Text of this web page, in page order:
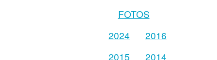
FOTOS
2024
2016
2015
2014